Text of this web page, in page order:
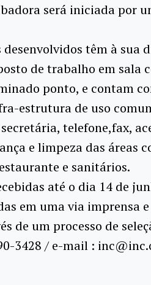
será iniciada por
têm à sua
de trabalho em sala
ponto, e contam
estrutura de uso
telefone,fax,
e limpeza das áreas
e sanitários.
até o dia 14 de
em uma via imprensa
de um processo de
3428 / e-mail :